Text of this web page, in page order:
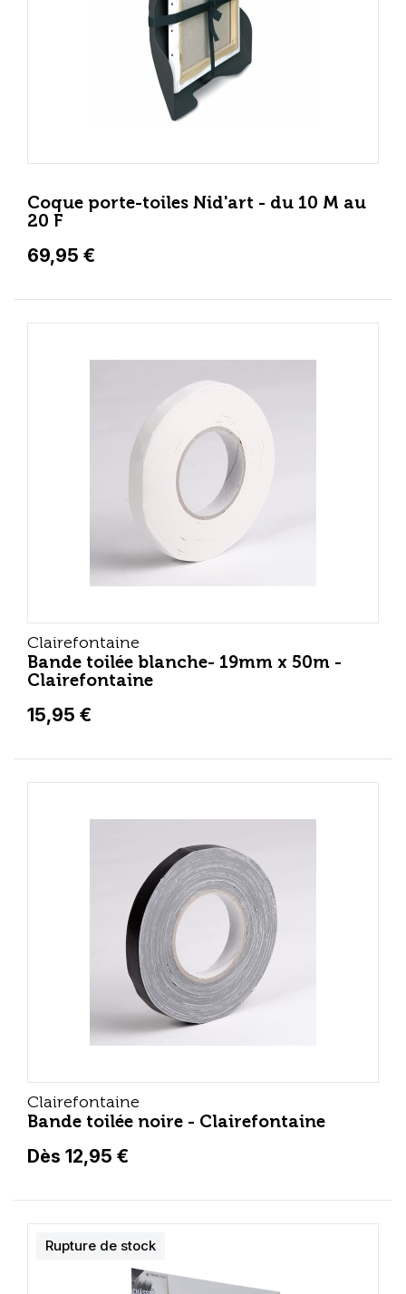
Coque porte-toiles Nid'art - du 10 M au
20 F
69,95 €
Clairefontaine
Bande toilée blanche- 19mm x 50m -
Clairefontaine
15,95 €
Clairefontaine
Bande toilée noire - Clairefontaine
Dès 12,95 €
Rupture de stock